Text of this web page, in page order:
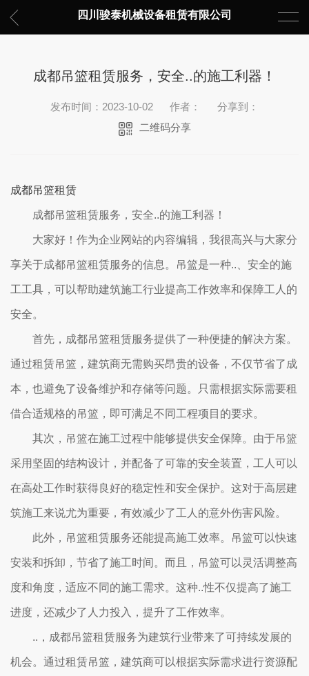
四川骏泰机械设备租赁有限公司
成都吊篮租赁服务，安全..的施工利器！
发布时间：2023-10-02 作者：
分享到：
二维码分享
成都吊篮租赁
成都吊篮租赁服务，安全..的施工利器！
大家好！作为企业网站的内容编辑，我很高兴与大家分
享关于成都吊篮租赁服务的信息。吊篮是一种..、安全的施
工工具，可以帮助建筑施工行业提高工作效率和保障工人的
安全。
首先，成都吊篮租赁服务提供了一种便捷的解决方案。
通过租赁吊篮，建筑商无需购买昂贵的设备，不仅节省了成
本，也避免了设备维护和存储等问题。只需根据实际需要租
借合适规格的吊篮，即可满足不同工程项目的要求。
其次，吊篮在施工过程中能够提供安全保障。由于吊篮
采用坚固的结构设计，并配备了可靠的安全装置，工人可以
在高处工作时获得良好的稳定性和安全保护。这对于高层建
筑施工来说尤为重要，有效减少了工人的意外伤害风险。
此外，吊篮租赁服务还能提高施工效率。吊篮可以快速
安装和拆卸，节省了施工时间。而且，吊篮可以灵活调整高
度和角度，适应不同的施工需求。这种..性不仅提高了施工
进度，还减少了人力投入，提升了工作效率。
..，成都吊篮租赁服务为建筑行业带来了可持续发展的
机会。通过租赁吊篮，建筑商可以根据实际需求进行资源配